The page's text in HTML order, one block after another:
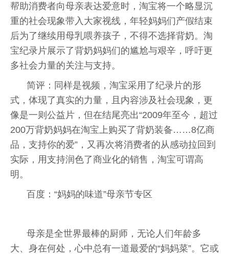
帮助消费者向母亲表达爱意时，淘宝将一个略显沉
重的社会现象带入大家视线，年轻妈妈们产假结束
后为了继续用母乳喂养孩子，不得不选择背奶。淘
宝纪录片展示了背奶妈妈们的尴尬与艰辛，呼吁更
多社会力量的关注与支持。
简评：同样是视频，淘宝采用了纪录片的形
式，体现了真实的力量，且内容涉及社会现象，更
像是一则公益片，但在结尾亮出“2009年至今，超过
200万背奶妈妈在淘宝上购买了背奶装备……8亿商
品，支持你的爱”，又再次将消费者的从感动拉回到
实际，用支持润色了商业化的销售，淘宝可谓高
明。
百度：“妈妈的味道”母亲节专区
母亲是全世界最棒的厨师，无论人们年龄多
大、身在何处，心中总有一道最爱的“妈妈菜”。它或